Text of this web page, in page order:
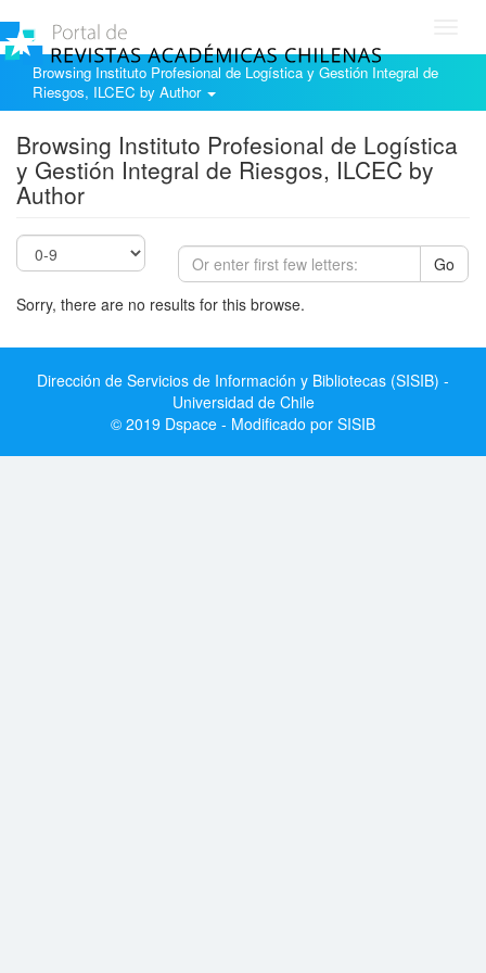
Browsing Instituto Profesional de Logística y Gestión Integral de
Riesgos, ILCEC by Author
Browsing Instituto Profesional de Logística
y Gestión Integral de Riesgos, ILCEC by
Author
Go
Sorry, there are no results for this browse.
Dirección de Servicios de Información y Bibliotecas (SISIB) -
Universidad de Chile
© 2019 Dspace - Modificado por SISIB